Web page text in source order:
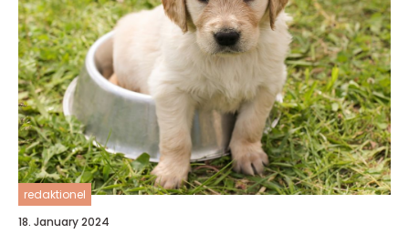
redaktionel
18. January 2024